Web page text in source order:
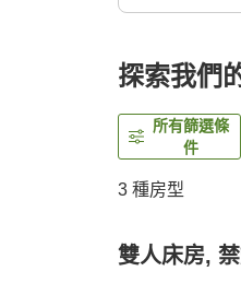
探索我們
所有篩選條
件
3 種房型
雙人床房,